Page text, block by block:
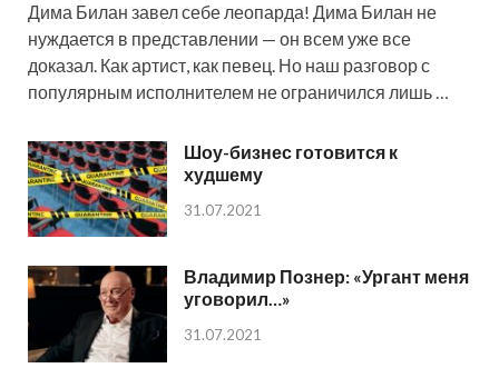
Дима Билан завел себе леопарда! Дима Билан не
нуждается в представлении — он всем уже все
доказал. Как артист, как певец. Но наш разговор с
популярным исполнителем не ограничился лишь …
Шоу-бизнес готовится к
худшему
31.07.2021
Владимир Познер: «Ургант меня
уговорил…»
31.07.2021